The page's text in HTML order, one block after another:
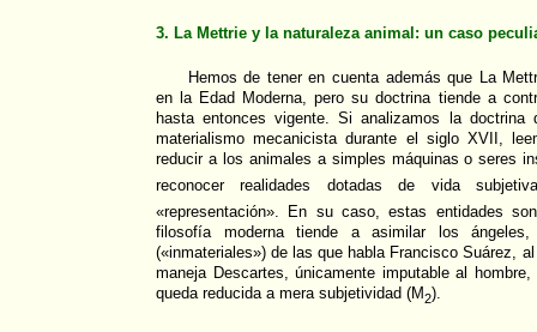
3. La Mettrie y la naturaleza animal: un caso
Hemos de tener en cuenta además que La
en la Edad Moderna, pero su doctrina tiende a
hasta entonces vigente. Si analizamos la doctrina
materialismo mecanicista durante el siglo XVII,
reducir a los animales a simples máquinas o seres
reconocer realidades dotadas de vida
«representación». En su caso, estas entidades
filosofía moderna tiende a asimilar los
(«inmateriales») de las que habla Francisco Suárez,
maneja Descartes, únicamente imputable al
queda reducida a mera subjetividad (M2).